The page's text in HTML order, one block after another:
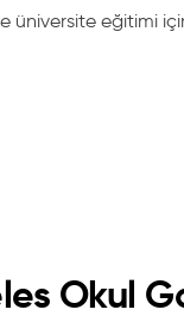
üniversite eğitimi
Okul